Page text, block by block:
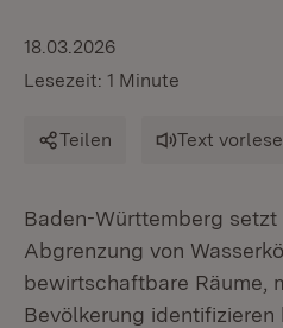
18.03.2026
Lesezeit: 1 Minute
Teilen Text
Baden-Württemberg
Abgrenzung von
bewirtschaftbare Räume,
Bevölkerung